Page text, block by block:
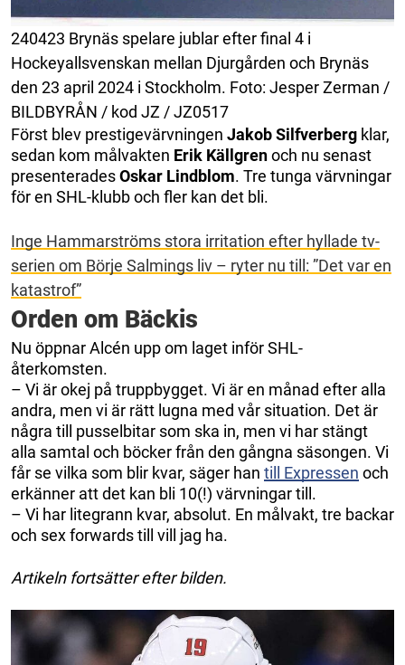
240423 Brynäs spelare jublar efter final 4 i
Hockeyallsvenskan mellan Djurgården och Brynäs
den 23 april 2024 i Stockholm. Foto: Jesper Zerman /
BILDBYRÅN / kod JZ / JZ0517
Först blev prestigevärvningen Jakob Silfverberg klar,
sedan kom målvakten Erik Källgrenoch nu senast
presenteradesOskar Lindblom. Tre tunga värvningar
för en SHL-klubb och fler kan det bli.
Inge Hammarströms stora irritation efter hyllade tv-
serien om Börje Salmings liv – ryter nu till: ”Det var en
katastrof”
Orden om Bäckis
Nu öppnar Alcén upp om laget inför SHL-
återkomsten.
– Vi är okej på truppbygget. Vi är en månad efter alla
andra, men vi är rätt lugna med vår situation. Det är
några till pusselbitar som ska in, men vi har stängt
alla samtal och böcker från den gångna säsongen. Vi
får se vilka som blir kvar, säger han till Expressen och
erkänner att det kan bli 10(!) värvningar till.
– Vi har litegrann kvar, absolut. En målvakt, tre backar
och sex forwards till vill jag ha.
Artikeln fortsätter efter bilden.